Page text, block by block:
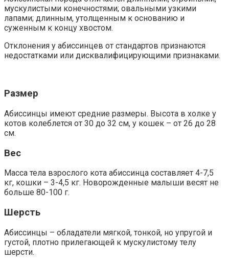
мускулистыми конечностями; овальными узкими
лапами; длинным, утолщенным к основанию и
суженным к концу хвостом.
Отклонения у абиссинцев от стандартов признаются
недостатками или дисквалифицирующими признаками.
Размер
Абиссинцы имеют средние размеры. Высота в холке у
котов колеблется от 30 до 32 см, у кошек – от 26 до 28
см.
Вес
Масса тела взрослого кота абиссинца составляет 4-7,5
кг, кошки – 3-4,5 кг. Новорожденные малыши весят не
больше 80-100 г.
Шерсть
Абиссинцы – обладатели мягкой, тонкой, но упругой и
густой, плотно прилегающей к мускулистому телу
шерсти.